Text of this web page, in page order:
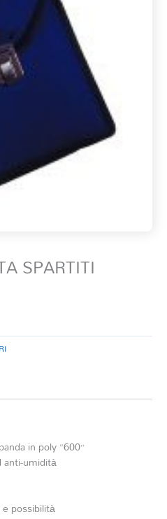
SPARTITI
in poly “600”
anti-umidità
possibilità